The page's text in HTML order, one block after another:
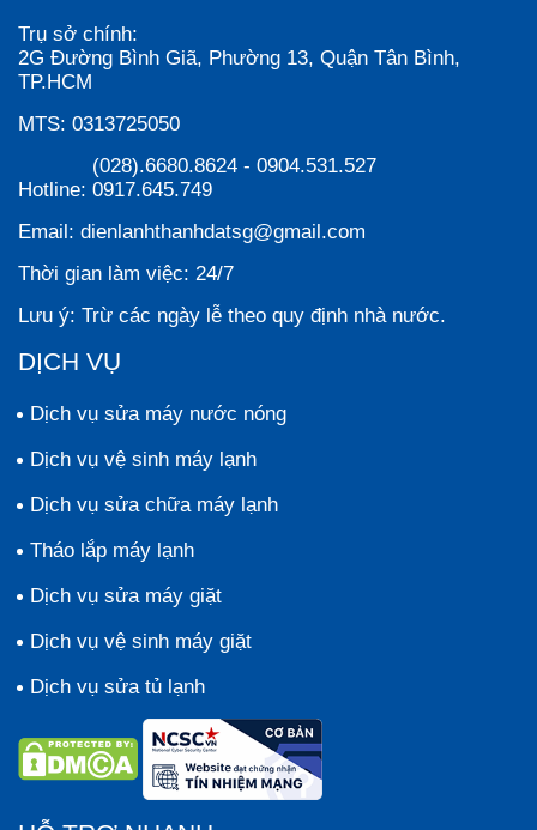
Trụ sở chính:
2G Đường Bình Giã, Phường 13, Quận Tân Bình,
TP.HCM
MTS: 0313725050
Hotline:
(028).6680.8624 - 0904.531.527
0917.645.749
Email: dienlanhthanhdatsg@gmail.com
Thời gian làm việc: 24/7
Lưu ý: Trừ các ngày lễ theo quy định nhà nước.
DỊCH VỤ
Dịch vụ sửa máy nước nóng
Dịch vụ vệ sinh máy lạnh
Dịch vụ sửa chữa máy lạnh
Tháo lắp máy lạnh
Dịch vụ sửa máy giặt
Dịch vụ vệ sinh máy giặt
Dịch vụ sửa tủ lạnh